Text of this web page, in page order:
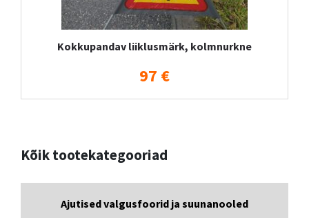
Kokkupandav liiklusmärk, kolmnurkne
97 €
Kõik tootekategooriad
Ajutised valgusfoorid ja suunanooled